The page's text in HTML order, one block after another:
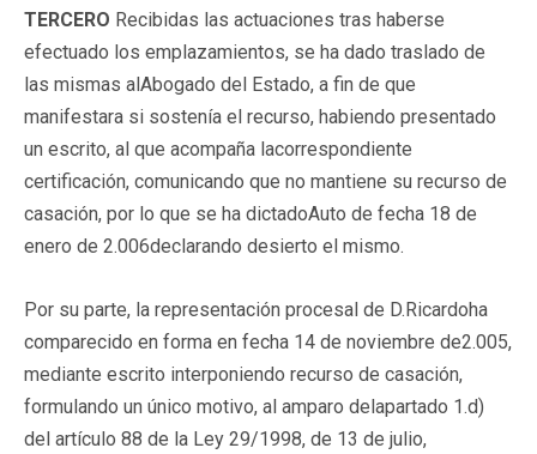
TERCERO Recibidas las actuaciones tras haberse
efectuado los emplazamientos, se ha dado traslado de
las mismas alAbogado del Estado, a fin de que
manifestara si sostenía el recurso, habiendo presentado
un escrito, al que acompaña lacorrespondiente
certificación, comunicando que no mantiene su recurso de
casación, por lo que se ha dictadoAuto de fecha 18 de
enero de 2.006declarando desierto el mismo.
Por su parte, la representación procesal de D.Ricardoha
comparecido en forma en fecha 14 de noviembre de2.005,
mediante escrito interponiendo recurso de casación,
formulando un único motivo, al amparo delapartado 1.d)
del artículo 88 de la Ley 29/1998, de 13 de julio,